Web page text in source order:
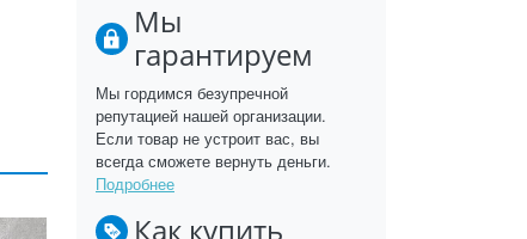
Мы
гарантируем
Мы гордимся безупречной
репутацией нашей организации.
Если товар не устроит вас, вы
всегда сможете вернуть деньги.
Подробнее
Как купить